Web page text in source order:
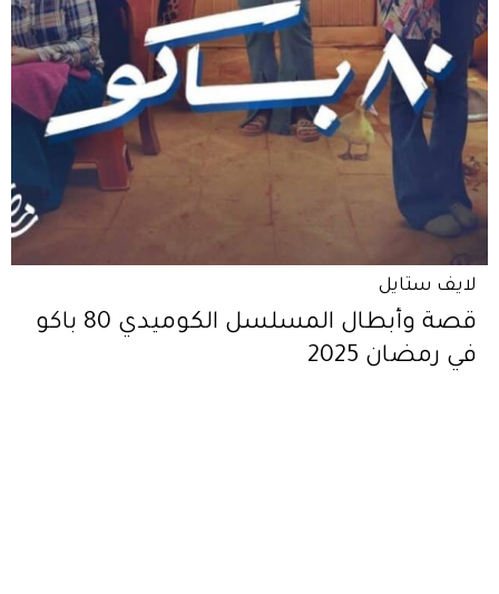
لايف ستايل
قصة وأبطال المسلسل الكوميدي 80 باكو
في رمضان 2025